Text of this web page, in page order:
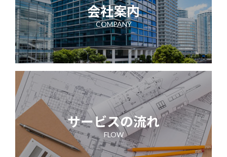
会社案内
COMPANY
サービスの流れ
FLOW